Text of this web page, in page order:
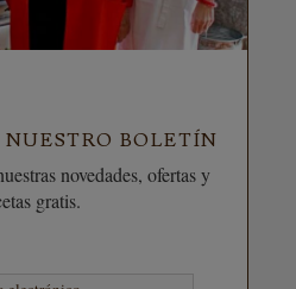
NUESTRO BOLETÍN
novedades, ofertas y
gratis.